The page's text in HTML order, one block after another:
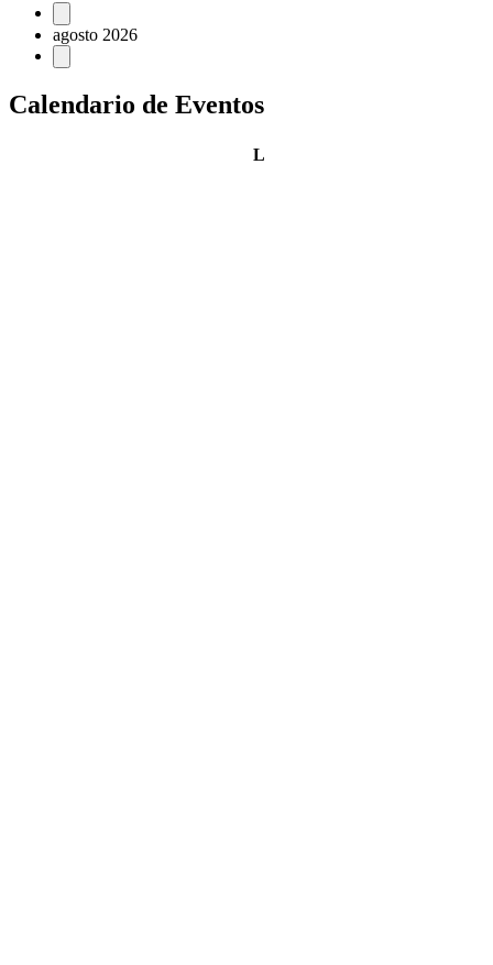
Eventos
agosto 2026
Calendario de Eventos
Llunes